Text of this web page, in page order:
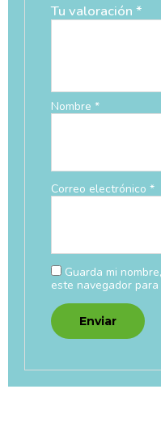
Tu valoración *
Nombre *
Correo electrónico *
Guarda mi
este navegador